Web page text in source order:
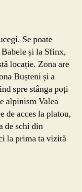
Se poate
și la Sfinx,
locație. Zona are
Bușteni și a
spre stânga poți
alpinism Valea
de acces la platou,
de schi din
la prima ta vizită